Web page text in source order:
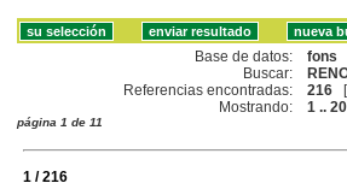
Base de datos:
fons
Buscar:
Referencias encontradas:
216 [
Mostrando:
1 .. 20
página 1 de 11
1 / 216